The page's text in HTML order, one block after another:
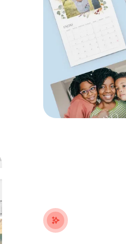
stars_plus